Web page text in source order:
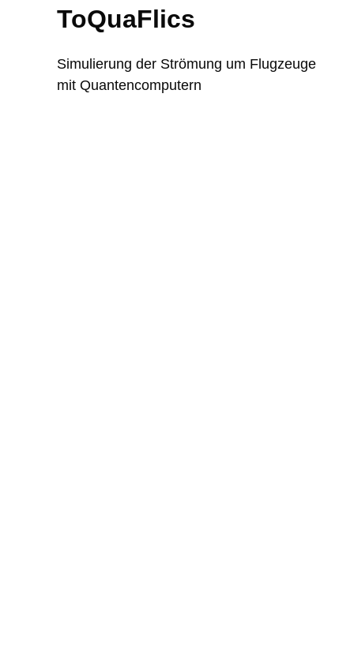
ToQuaFlics
Simulierung der Strömung um Flugzeuge
mit Quantencomputern